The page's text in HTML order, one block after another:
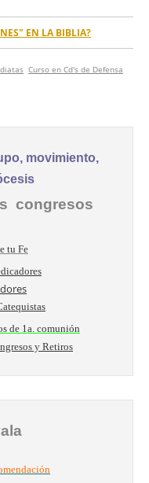
EN LA BIBLIA?
Curso en Cd's de Defensa
movimiento,
congresos
tu Fe
de 1a. comunión
y Retiros